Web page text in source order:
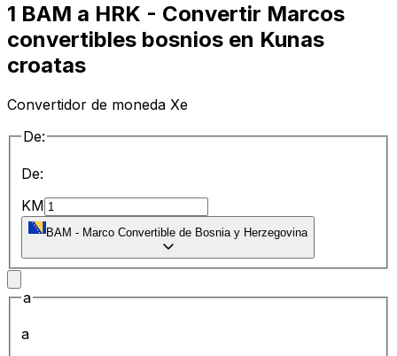
1 BAM a HRK - Convertir Marcos
convertibles bosnios en Kunas
croatas
Convertidor de moneda Xe
De:
De:
KM
BAM - Marco Convertible de Bosnia y Herzegovina
a
a